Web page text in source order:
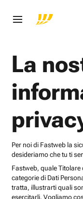
La
Per noi di Fastweb la
desideriamo che tu ti
Fastweb, quale
categorie di Dati
tratta, illustrarti quali
esercitarli. Vogliamo